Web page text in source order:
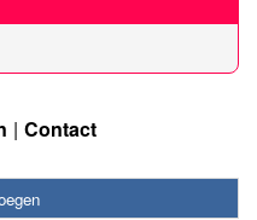
Contact